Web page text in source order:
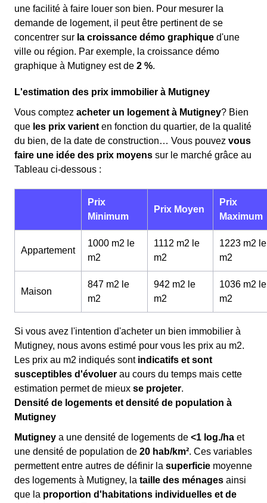
une facilité à faire louer son bien. Pour mesurer la
demande de logement, il peut être pertinent de se
concentrer sur la croissance démo graphique d'une
ville ou région. Par exemple, la croissance démo
graphique à Mutigney est de 2 %.
L'estimation des prix immobilier à Mutigney
Vous comptez acheter un logement à Mutigney? Bien
que les prix varient en fonction du quartier, de la qualité
du bien, de la date de construction… Vous pouvez vous
faire une idée des prix moyens sur le marché grâce au
Tableau ci-dessous :
Prix
Minimum
Prix Moyen
Prix
Maximum
Appartement
1000 m2 le
m2
1112 m2 le
m2
1223 m2 le
m2
Maison
847 m2 le
m2
942 m2 le
m2
1036 m2 le
m2
Si vous avez l'intention d'acheter un bien immobilier à
Mutigney, nous avons estimé pour vous les prix au m2.
Les prix au m2 indiqués sont indicatifs et sont
susceptibles d'évoluer au cours du temps mais cette
estimation permet de mieux se projeter.
Densité de logements et densité de population à
Mutigney
Mutigney a une densité de logements de <1 log./ha et
une densité de population de 20 hab/km². Ces variables
permettent entre autres de définir la superficie moyenne
des logements à Mutigney, la taille des ménages ainsi
que la proportion d'habitations individuelles et de